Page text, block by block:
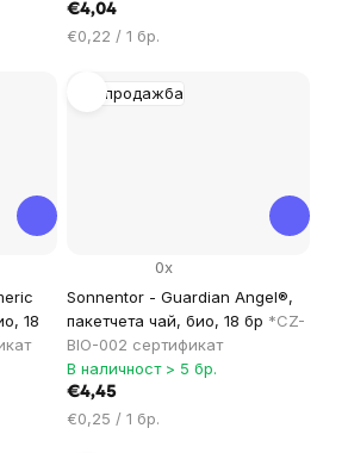
€4,04
Цена
мярка:
€0,22 / 1 бр.
18
Разпродажба
Sonnentor - Guardian Angel®,
пакетчета чай, био, 18 бр *CZ-
BIO-002 сертификат
0x
В наличност > 5 бр.
€4,45
Цена
€0,25 / 1 бр.